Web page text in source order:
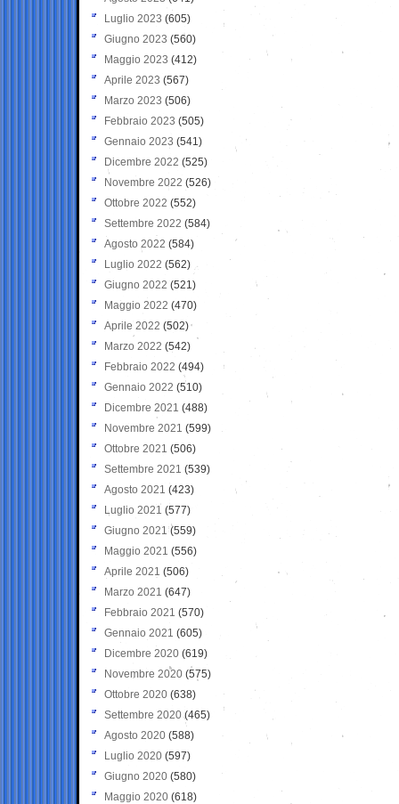
Luglio 2023 (605)
Giugno 2023 (560)
Maggio 2023 (412)
Aprile 2023 (567)
Marzo 2023 (506)
Febbraio 2023 (505)
Gennaio 2023 (541)
Dicembre 2022 (525)
Novembre 2022 (526)
Ottobre 2022 (552)
Settembre 2022 (584)
Agosto 2022 (584)
Luglio 2022 (562)
Giugno 2022 (521)
Maggio 2022 (470)
Aprile 2022 (502)
Marzo 2022 (542)
Febbraio 2022 (494)
Gennaio 2022 (510)
Dicembre 2021 (488)
Novembre 2021 (599)
Ottobre 2021 (506)
Settembre 2021 (539)
Agosto 2021 (423)
Luglio 2021 (577)
Giugno 2021(559)
Maggio 2021 (556)
Aprile 2021 (506)
Marzo 2021 (647)
Febbraio 2021 (570)
Gennaio 2021 (605)
Dicembre 2020 (619)
Novembre 2020 (575)
Ottobre 2020 (638)
Settembre 2020(465)
Agosto 2020 (588)
Luglio 2020 (597)
Giugno 2020 (580)
Maggio 2020 (618)